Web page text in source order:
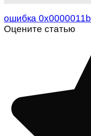
ошибка 0x0000011b
Оцените статью